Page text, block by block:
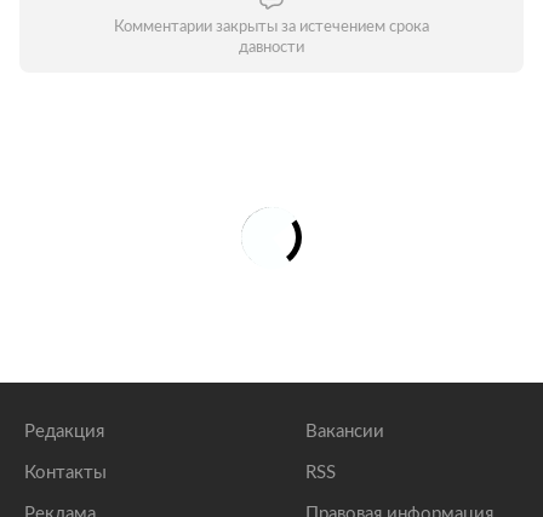
Комментарии закрыты за истечением срока
давности
Редакция
Контакты
Вакансии
RSS